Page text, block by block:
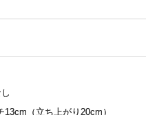
（立ち上がり20cm）